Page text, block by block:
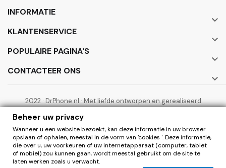
INFORMATIE

KLANTENSERVICE

POPULAIRE PAGINA'S

CONTACTEER ONS

2022 · DrPhone.nl · Met liefde ontworpen en gerealiseerd
0
Beheer uw privacy
Wanneer u een website bezoekt, kan deze informatie in uw browser
opslaan of ophalen, meestal in de vorm van 'cookies '. Deze informatie,
die over u, uw voorkeuren of uw internetapparaat (computer, tablet
of mobiel) zou kunnen gaan, wordt meestal gebruikt om de site te
laten werken zoals u verwacht.